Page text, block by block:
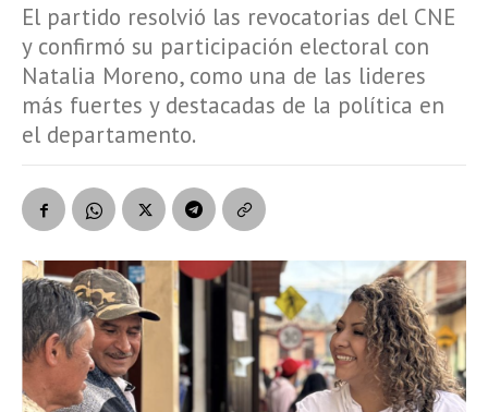
El partido resolvió las revocatorias del CNE
y confirmó su participación electoral con
Natalia Moreno, como una de las lideres
más fuertes y destacadas de la política en
el departamento.